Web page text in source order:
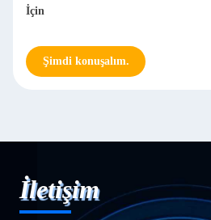
İçin
Şimdi konuşalım.
İletişim